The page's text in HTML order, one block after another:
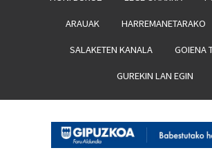
ARAUAK HARREMANETARAKO
SALAKETEN KANALA GOIENA
GUREKIN LAN EGIN